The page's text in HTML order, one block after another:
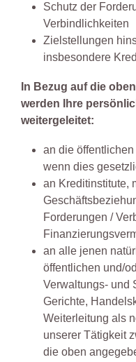
Schutz der
Verbindlichkeiten
Zielstellungen
insbesondere
In Bezug auf die
werden Ihre
weitergeleitet:
an die
wenn dies
an Kreditinstitute,
Forderungen /
an alle jenen
öffentlichen und/
Verwaltungs- und
Gerichte,
Weiterleitung als
unserer Tätigkeit
die oben